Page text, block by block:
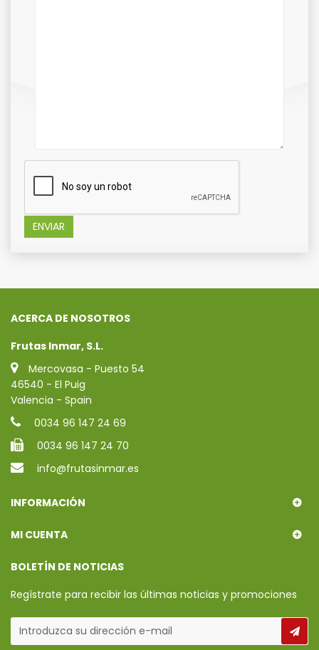
ENVIAR
ACERCA DE NOSOTROS
Frutas Inmar, S.L.
Mercovasa - Puesto 54
46540 - El Puig
Valencia - Spain
0034 96 147 24 69
0034 96 147 24 70
info@frutasinmar.es
INFORMACIÓN
MI CUENTA
BOLETÍN DE NOTICIAS
Regístrate para recibir las últimas noticias y promociones